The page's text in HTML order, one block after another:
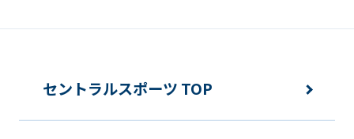
セントラルスポーツ TOP